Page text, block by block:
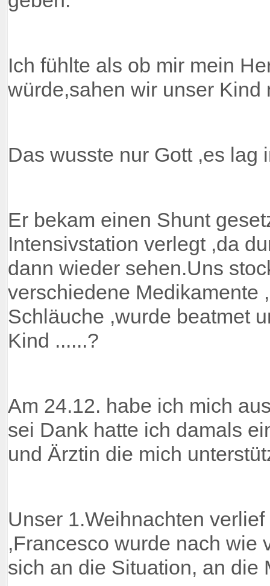
Ich fühlte als ob mir mein
würde,sahen wir unser Kind
Das wusste nur Gott ,es lag
Er bekam einen Shunt
Intensivstation verlegt ,da
dann wieder sehen.Uns
verschiedene Medikamente
Schläuche ,wurde beatmet
Kind ......?
Am 24.12. habe ich mich
sei Dank hatte ich damals
und Ärztin die mich
Unser 1.Weihnachten
,Francesco wurde nach wie
sich an die Situation, an die